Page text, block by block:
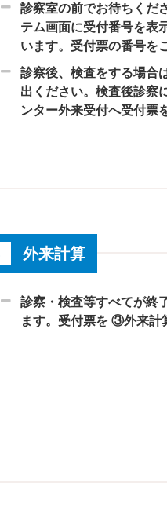
診察室の前でお待ちくだ
テム画面に受付番号を表
います。受付票の番号を
診察後、検査をする場合
出ください。検査後診察
ンター外来受付へ受付票
外来計算
診察・検査等すべてが終
ます。受付票を ③外来計